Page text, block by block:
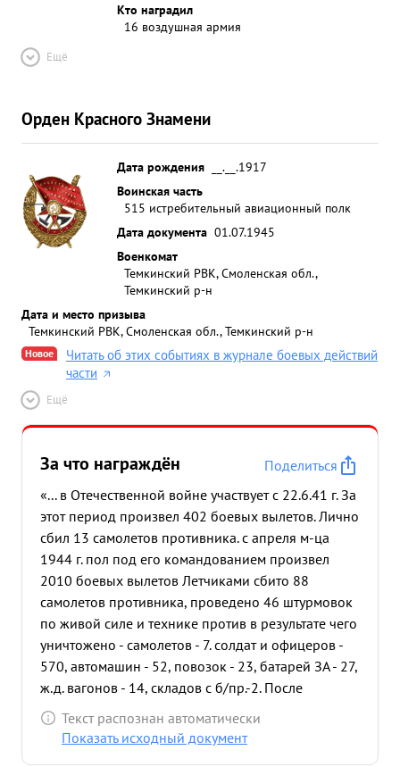
Кто наградил
16 воздушная армия
Ещё
Орден Красного Знамени
Дата рождения
__.__.1917
Воинская часть
515 истребительный авиационный полк
Дата документа 01.07.1945
Военкомат
Темкинский РВК, Смоленская обл.,
Темкинский р-н
Дата и место призыва
Темкинский РВК, Смоленская обл., Темкинский р-н
Новое
Читать об этих событиях в журнале боевых действий
части
Ещё
За что награждён
Поделиться
«... в Отечественной войне участвует с 22.6.41 г. За
этот период произвел 402 боевых вылетов. Лично
сбил 13 самолетов противника. с апреля м-ца
1944 г. пол под его командованием произвел
2010 боевых вылетов Летчиками сбито 88
самолетов противника, проведено 46 штурмовок
по живой силе и технике против в результате чего
уничтожено - самолетов - 7. солдат и офицеров -
570, автомашин - 52, повозок - 23, батарей ЗА - 27,
ж.д. вагонов - 14, складов с б/пр.-2. После
последнего награждения т ГРОМОВ произвел 19
боевых вылетов. Полк под его командованием
Текст распознан автоматически
Показать исходный документ